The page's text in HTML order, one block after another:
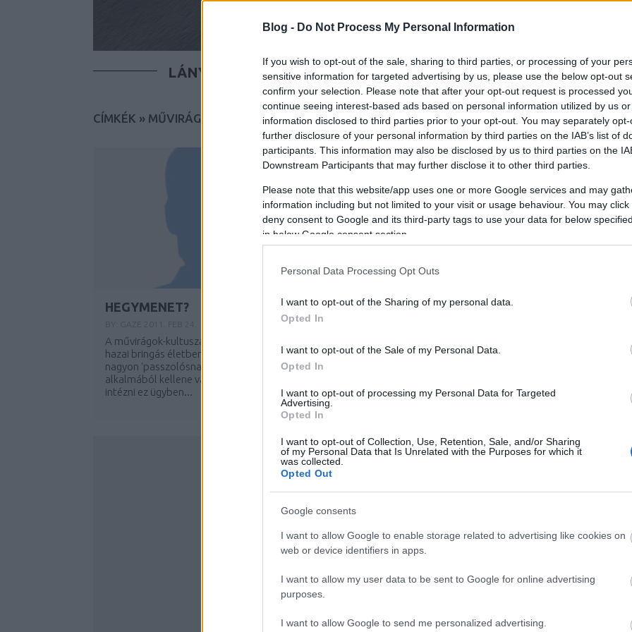
Blog - Do Not Process My Personal Information
If you wish to opt-out of the sale, sharing to third parties, or processing of your
sensitive information for targeted advertising by us, please use the below opt-out
confirm your selection. Please note that after your opt-out request is processed
continue seeing interest-based ads based on personal information utilized by us
information disclosed to third parties prior to your opt-out. You may separately
further disclosure of your personal information by third parties on the IAB’s list of
participants. This information may also be disclosed by us to third parties on the
Downstream Participants that may further disclose it to other third parties.
Please note that this website/app uses one or more Google services and may
information including but not limited to your visit or usage behaviour. You may
deny consent to Google and its third-party tags to use your data for below
in below Google consent section.
Personal Data Processing Opt Outs
I want to opt-out of the Sharing of my personal data.
Opted In
I want to opt-out of the Sale of my Personal Data.
Opted In
I want to opt-out of processing my Personal Data for Targeted
Advertising.
Opted In
I want to opt-out of Collection, Use, Retention, Sale, and/or Sharing
of my Personal Data that Is Unrelated with the Purposes for which it
was collected.
Opted Out
Google consents
I want to allow Google to enable storage related to advertising like cookies on
web or device identifiers in apps.
I want to allow my user data to be sent to Google for online advertising
purposes.
I want to allow Google to send me personalized advertising.
LÁNYOK FIÚK TIPPEK GYEREKKEL SZOKNYÁBAN
KÜLDJ FOTÓT
CÍMKÉK » MŰVIRÁGKESZTYŰ
HEGYMENET?
A művirágok-kultusza még nem ütött be a
hazai bringás életben, pedig valamiért ezt
nagyon 'passzolósnak' érezzük. Lehet tavasz
alkalmából kellene valami össznépi pimpelést
intézni ez ügyben...
A bicikli nem egyszerűen közlekedési eszköz,
hanem egy igazi stíluselem. Nem kér
hiszen maga öltöztet. És még a városokat is
-